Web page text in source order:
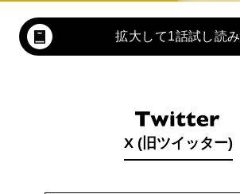
拡大して1話試し読み
X (旧ツイッター)